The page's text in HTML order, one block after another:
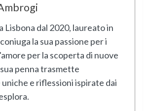
Lisbona dal 2020, laureato in
la sua passione per i
per la scoperta di nuove
penna trasmette
e riflessioni ispirate dai